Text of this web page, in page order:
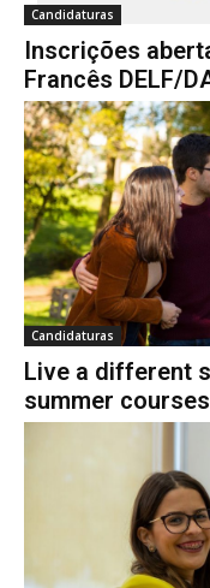
Candidaturas
Inscrições
Francês DELF/
Candidaturas
Live a different
summer